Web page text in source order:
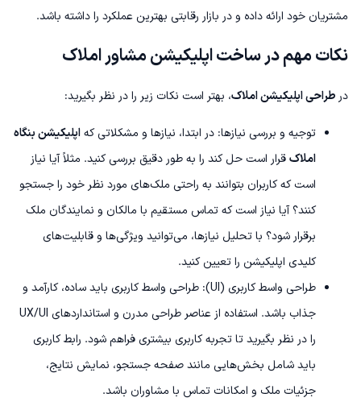
مشتریان خود ارائه داده و در بازار رقابتی بهترین عملکرد را داشته باشد.
نکات مهم در ساخت اپلیکیشن مشاور املاک
در طراحی اپلیکیشن املاک، بهتر است نکات زیر را در نظر بگیرید:
توجیه و بررسی نیازها: در ابتدا، نیازها و مشکلاتی کهاپلیکیشن بنگاه
املاکقرار است حل کند را به طور دقیق بررسی کنید. مثلاً آیا نیاز
است که کاربران بتوانند به راحتی ملک‌های مورد نظر خود را جستجو
کنند؟ آیا نیاز است که تماس مستقیم با مالکان و نمایندگان ملک
برقرار شود؟ با تحلیل نیازها، می‌توانید ویژگی‌ها و قابلیت‌های
کلیدی اپلیکیشن را تعیین کنید.
طراحی واسط کاربری (UI): طراحی واسط کاربری باید ساده، کارآمد و
جذاب باشد. استفاده از عناصر طراحی مدرن و استانداردهای UX/UI
را در نظر بگیرید تا تجربه کاربری بیشتری فراهم شود. رابط کاربری
باید شامل بخش‌هایی مانند صفحه جستجو، نمایش نتایج،
جزئیات ملک و امکانات تماس با مشاوران باشد.